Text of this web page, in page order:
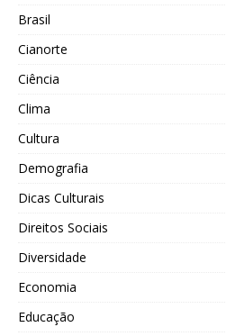
Brasil
Cianorte
Ciência
Clima
Cultura
Demografia
Dicas Culturais
Direitos Sociais
Diversidade
Economia
Educação